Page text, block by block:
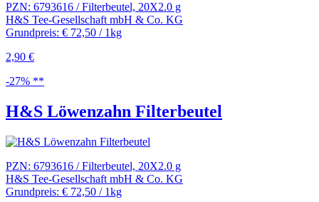
PZN: 6793616 / Filterbeutel, 20X2.0 g
H&S Tee-Gesellschaft mbH & Co. KG
Grundpreis: € 72,50 / 1kg
2,90 €
-27% **
H&S Löwenzahn Filterbeutel
PZN: 6793616 / Filterbeutel, 20X2.0 g
H&S Tee-Gesellschaft mbH & Co. KG
Grundpreis: € 72,50 / 1kg